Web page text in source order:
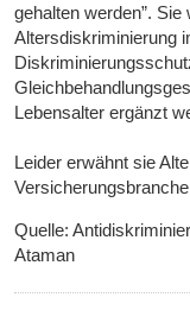
gehalten werden”.
Altersdiskriminierung
Lebensalter ergänzt
Leider erwähnt sie
Quelle:
Ataman